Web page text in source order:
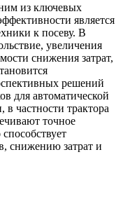
из ключевых
является
к посеву. В
увеличения
снижения затрат,
решений
для автоматической
частности трактора
точное
снижению затрат и